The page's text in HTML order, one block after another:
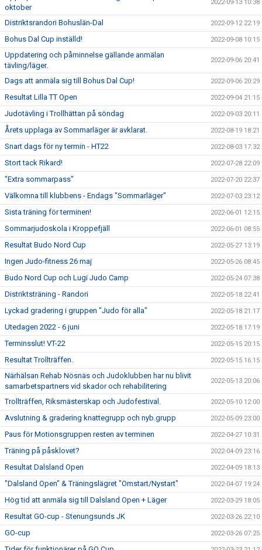
oktober
2022-09-13 10:38
Distriktsrandori Bohuslän-Dal 2022-09-12 22:19
Bohus Dal Cup inställd! 2022-09-08 10:15
Uppdatering och påminnelse gällande anmälan
tävling/läger.
2022-09-06 20:41
Dags att anmäla sig till Bohus Dal Cup! 2022-09-06 20:29
Resultat Lilla TT Open 2022-09-04 21:15
Judotävling i Trollhättan på söndag 2022-09-03 20:11
Årets upplaga av Sommarläger är avklarat. 2022-08-19 18:21
Snart dags för ny termin - HT22 2022-08-03 17:32
Stort tack Rikard! 2022-07-28 22:09
"Extra sommarpass" 2022-07-20 22:37
Välkomna till klubbens - Endags "Sommarläger" 2022-07-03 23:12
Sista träning för terminen! 2022-06-01 12:15
Sommarjudoskola i Kroppefjäll 2022-06-01 08:55
Resultat Budo Nord Cup 2022-05-27 13:19
Ingen Judo-fitness 26 maj 2022-05-26 08:45
Budo Nord Cup och Lugi Judo Camp 2022-05-24 07:38
Distriktsträning - Randori 2022-05-18 22:41
Lyckad gradering i gruppen "Judo för alla" 2022-05-18 21:17
Utedagen 2022 - 6 juni 2022-05-18 17:19
Terminsslut! VT-22 2022-05-15 20:15
Resultat Trollträffen. 2022-05-15 16:15
Närhälsan Rehab Nösnäs och Judoklubben har nu blivit
samarbetspartners vid skador och rehabilitering
2022-05-13 20:06
Trollträffen, Riksmästerskap och Judofestival. 2022-05-10 12:00
Avslutning & gradering knattegrupp och nyb.grupp 2022-05-09 23:00
Paus för Motionsgruppen resten av terminen 2022-04-27 10:31
Träning på påsklovet? 2022-04-09 23:16
Resultat Dalsland Open 2022-04-09 18:13
"Dalsland Open" & Träningslägret "Omstart/Nystart" 2022-04-07 19:24
Hög tid att anmäla sig till Dalsland Open + Läger 2022-03-29 18:05
Resultat GO-cup - Stenungsunds JK 2022-03-26 22:10
GO-cup 2022-03-26 07:25